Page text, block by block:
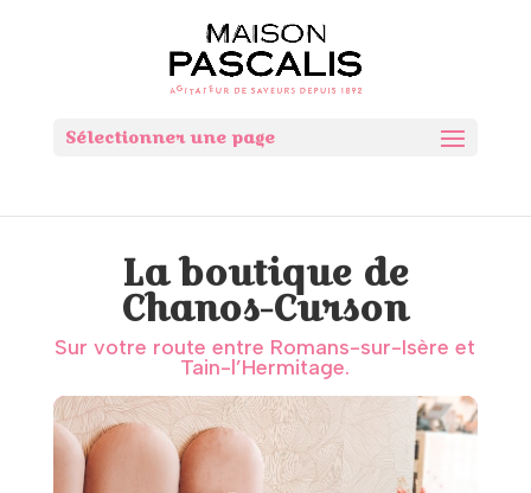
Sélectionner une page
La boutique de
Chanos-Curson
Sur votre route entre Romans-sur-Isère et
Tain-l’Hermitage.